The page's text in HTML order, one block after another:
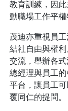
教育訓練，因
動職場工作平權
茂迪亦重視員
結社自由與權
交流，舉辦各
總經理與員工
平台，讓員工
覆同仁的提問。